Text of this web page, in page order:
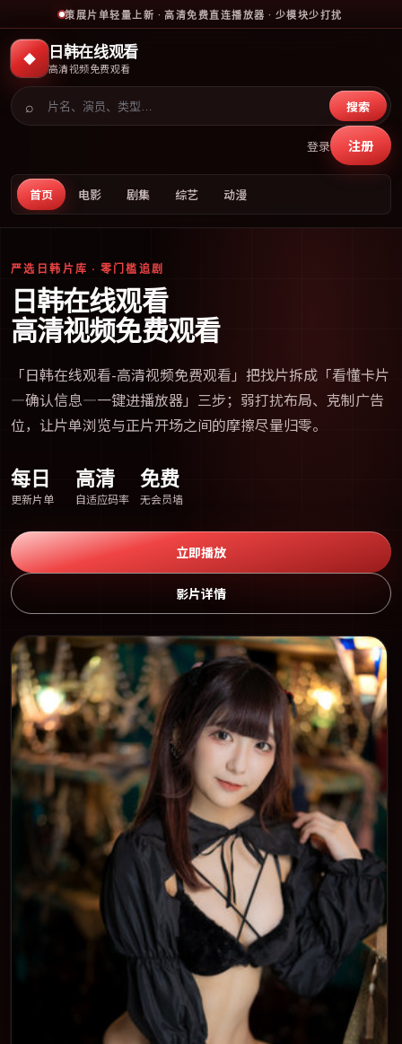
策展片单轻量上新 · 高清免费直连播放器 · 少模块少打扰
◆ 日韩在线观看
高清视频免费观看
首页 电影 剧集 综艺 动漫
⌕ 搜索
登录 注册
严选日韩片库 · 零门槛追剧
日韩在线观看
高清视频免费观看
「日韩在线观看-高清视频免费观看 」把找片拆成「看懂卡片
—确认信息—一键进播放器」三步；弱打扰布局、克制广告
位，让片单浏览与正片开场之间的摩擦尽量归零。
每日
更新片单
高清
自适应码率
免费
无会员墙
立即播放
影片详情